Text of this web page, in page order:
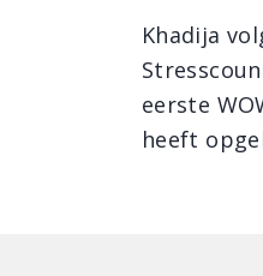
Khadija
eerste
heeft